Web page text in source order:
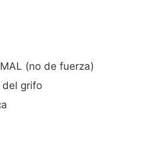
(no de fuerza)
del grifo